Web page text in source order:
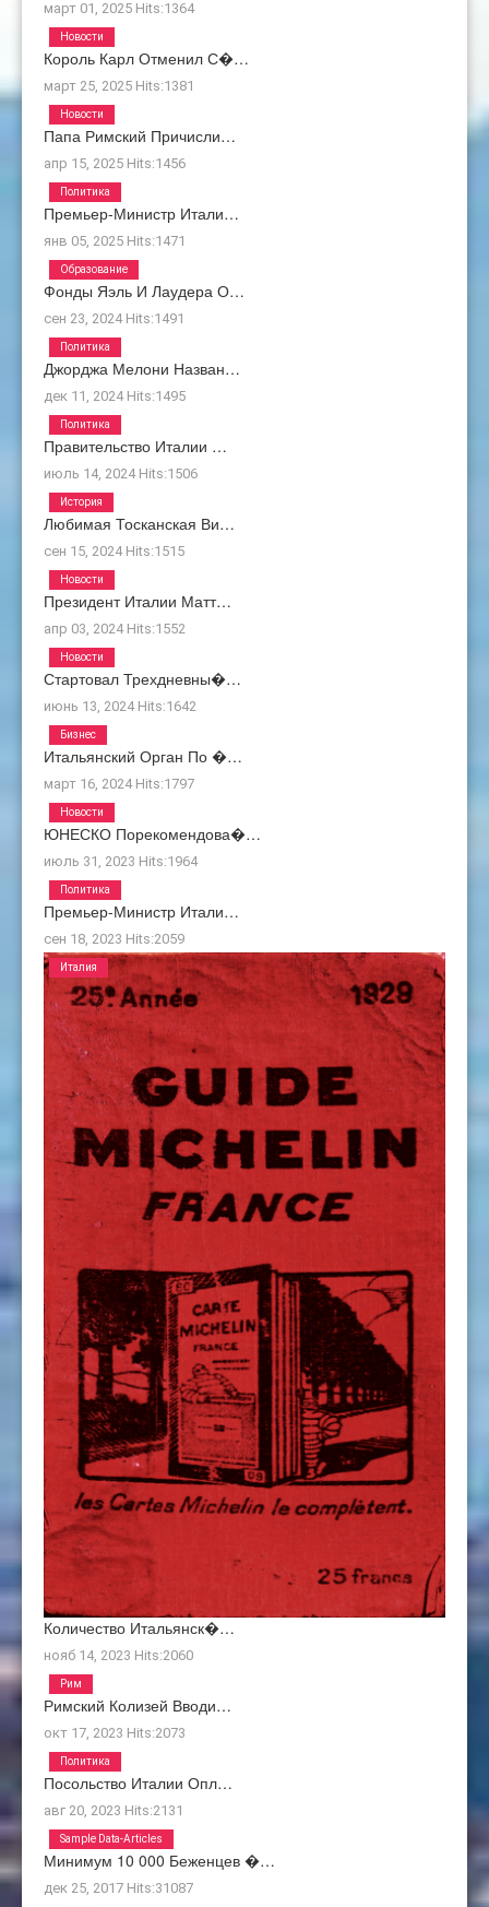
март 01, 2025 Hits:1364
Король Карл Отменил С�…
март 25, 2025 Hits:1381
Новости
Папа Римский Причисли…
апр 15, 2025 Hits:1456
Новости
Премьер-Министр Итали…
янв 05, 2025 Hits:1471
Политика
Фонды Яэль И Лаудера О…
сен 23, 2024 Hits:1491
Образование
Джорджа Мелони Назван…
дек 11, 2024 Hits:1495
Политика
Правительство Италии …
июль 14, 2024 Hits:1506
Политика
Любимая Тосканская Ви…
сен 15, 2024 Hits:1515
История
Президент Италии Матт…
апр 03, 2024 Hits:1552
Новости
Стартовал Трехдневны�…
июнь 13, 2024 Hits:1642
Новости
Итальянский Орган По �…
март 16, 2024 Hits:1797
Бизнес
ЮНЕСКО Порекомендова�…
июль 31, 2023 Hits:1964
Новости
Премьер-Министр Итали…
сен 18, 2023 Hits:2059
Политика
Количество Итальянск�…
нояб 14, 2023 Hits:2060
Италия
Римский Колизей Вводи…
окт 17, 2023 Hits:2073
Рим
Посольство Италии Опл…
авг 20, 2023 Hits:2131
Политика
Минимум 10 000 Беженцев �…
дек 25, 2017 Hits:31087
Sample Data-Articles